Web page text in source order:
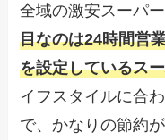
全域の激安スーパ
目なのは24時間営
を設定しているス
イフスタイルに合
で、かなりの節約